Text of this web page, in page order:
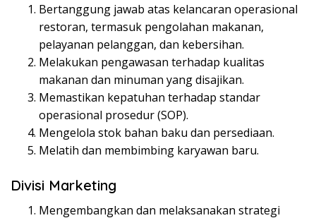
Bertanggung jawab atas kelancaran operasional
restoran, termasuk pengolahan makanan,
pelayanan pelanggan, dan kebersihan.
Melakukan pengawasan terhadap kualitas
makanan dan minuman yang disajikan.
Memastikan kepatuhan terhadap standar
operasional prosedur (SOP).
Mengelola stok bahan baku dan persediaan.
Melatih dan membimbing karyawan baru.
Divisi Marketing
Mengembangkan dan melaksanakan strategi